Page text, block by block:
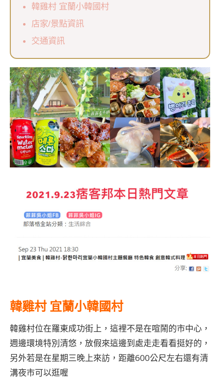
韓雞村 宜蘭小韓國村
店家/景點資訊
交通資訊
韓雞村 宜蘭小韓國村
韓雞村位在羅東成功街上，這裡不是在喧鬧的市中心，
週邊環境特別清悠，放假來這邊到處走走看看挺好的，
另外若是在星期三晚上來訪，距離600公尺左右還有清
溝夜市可以逛喔